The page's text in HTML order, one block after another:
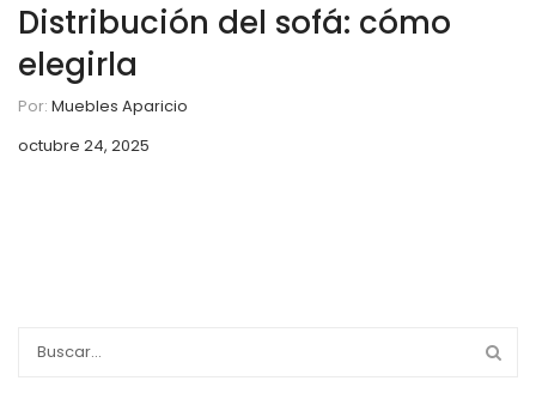
Distribución del sofá: cómo
elegirla
Por: Muebles Aparicio
octubre 24, 2025